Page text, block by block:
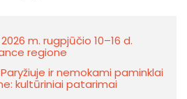
m. rugpjūčio 10–16 d.
regione
ir nemokami paminklai
kultūriniai patarimai